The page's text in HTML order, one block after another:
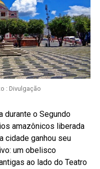
: Divulgação
durante o Segundo
amazônicos liberada
cidade ganhou seu
um obelisco
ao lado do Teatro